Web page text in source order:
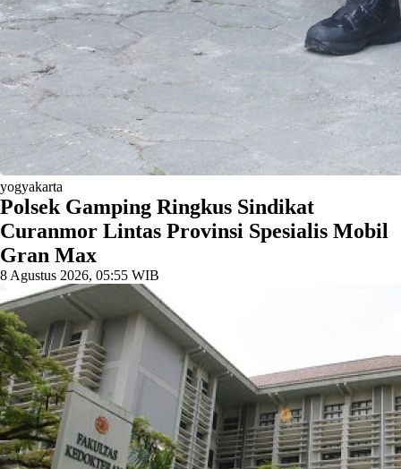
yogyakarta
Polsek Gamping Ringkus Sindikat
Curanmor Lintas Provinsi Spesialis Mobil
Gran Max
8 Agustus 2026, 05:55 WIB